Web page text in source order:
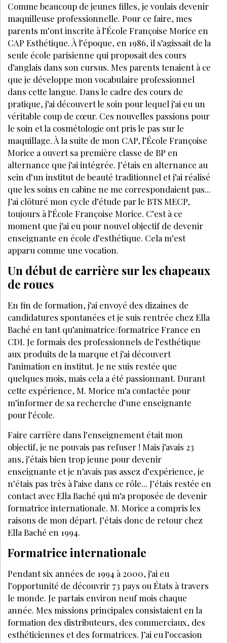
Comme beaucoup de jeunes filles, je voulais devenir
maquilleuse professionnelle. Pour ce faire, mes
parents m’ont inscrite à l’École Françoise Morice en
CAP Esthétique. À l’époque, en 1986, il s’agissait de la
seule école parisienne qui proposait des cours
d’anglais dans son cursus. Mes parents tenaient à ce
que je développe mon vocabulaire professionnel
dans cette langue. Dans le cadre des cours de
pratique, j’ai découvert le soin pour lequel j’ai eu un
véritable coup de cœur. Ces nouvelles passions pour
le soin et la cosmétologie ont pris le pas sur le
maquillage. À la suite de mon CAP, l’École Françoise
Morice a ouvert sa première classe de BP en
alternance que j’ai intégrée. J’étais en alternance au
sein d’un institut de beauté traditionnel et j’ai réalisé
que les soins en cabine ne me correspondaient pas...
J’ai clôturé mon cycle d’étude par le BTS MECP,
toujours à l’École Françoise Morice. C’est à ce
moment que j’ai eu pour nouvel objectif de devenir
enseignante en école d’esthétique. Cela m’est
apparu comme une vocation.
Un début de carrière sur les chapeaux
de roues
En fin de formation, j’ai envoyé des dizaines de
candidatures spontanées et je suis rentrée chez Ella
Baché en tant qu’animatrice/formatrice France en
CDI. Je formais des professionnels de l’esthétique
aux produits de la marque et j’ai découvert
l’animation en institut. Je ne suis restée que
quelques mois, mais cela a été passionnant. Durant
cette expérience, M. Morice m’a contactée pour
m’informer de sa recherche d’une enseignante
pour l’école.
Faire carrière dans l’enseignement était mon
objectif, je ne pouvais pas refuser ! Mais j’avais 23
ans, j’étais bien trop jeune pour devenir
enseignante et je n’avais pas assez d’expérience, je
n’étais pas très à l’aise dans ce rôle... J’étais restée en
contact avec Ella Baché qui m’a proposée de devenir
formatrice internationale. M. Morice a compris les
raisons de mon départ. J’étais donc de retour chez
Ella Baché en 1994.
Formatrice internationale
Pendant six années de 1994 à 2000, j’ai eu
l’opportunité de découvrir 73 pays ou États à travers
le monde. Je partais environ neuf mois chaque
année. Mes missions principales consistaient en la
formation des distributeurs, des commerciaux, des
esthéticiennes et des formatrices. J’ai eu l’occasion